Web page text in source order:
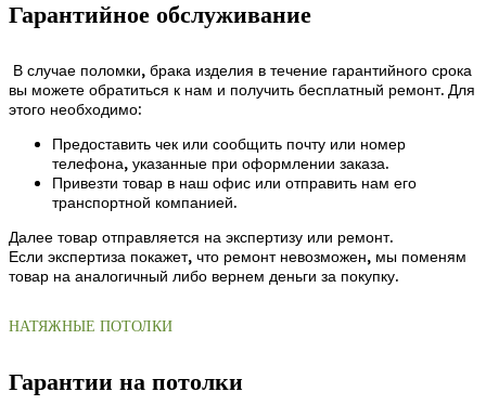
Гарантийное обслуживание
В случае поломки, брака изделия в течение гарантийного срока
вы можете обратиться к нам и получить бесплатный ремонт. Для
этого необходимо:
Предоставить чек или сообщить почту или номер
телефона, указанные при оформлении заказа.
Привезти товар в наш офис или отправить нам его
транспортной компанией.
Далее товар отправляется на экспертизу или ремонт.
Если экспертиза покажет, что ремонт невозможен, мы поменям
товар на аналогичный либо вернем деньги за покупку.
НАТЯЖНЫЕ ПОТОЛКИ
Гарантии на потолки